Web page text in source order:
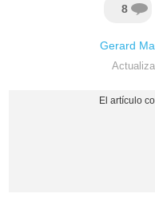
8
Gerard